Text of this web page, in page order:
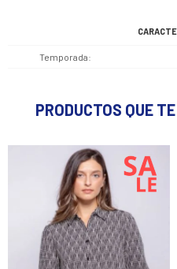
Temporada
PRODUCTOS QUE